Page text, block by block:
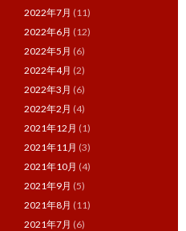
2022年7月 (11)
2022年6月 (12)
2022年5月 (6)
2022年4月 (2)
2022年3月 (6)
2022年2月 (4)
2021年12月 (1)
2021年11月 (3)
2021年10月 (4)
2021年9月 (5)
2021年8月 (11)
2021年7月 (6)